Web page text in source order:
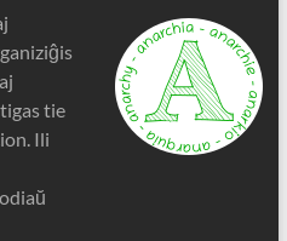
tie
Ili